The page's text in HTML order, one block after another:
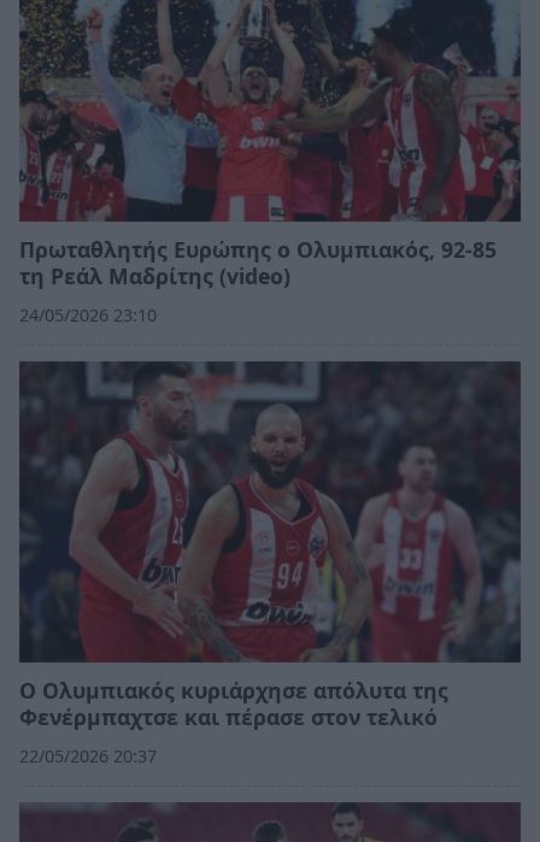
Πρωταθλητής Ευρώπης ο Ολυμπιακός, 92-85
τη Ρεάλ Μαδρίτης (video)
24/05/2026 23:10
Ο Ολυμπιακός κυριάρχησε απόλυτα της
Φενέρμπαχτσε και πέρασε στον τελικό
22/05/2026 20:37